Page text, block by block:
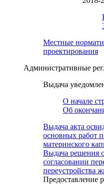
Местные
проектирования
Административные
Выдача
О начале
Об
Выдача акта
основных работ
материнского
Выдача решения
согласовании
переустройства
Предоставление